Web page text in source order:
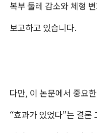
복부 둘레 감소와 체형
보고하고 있습니다.
다만, 이 논문에서 중요
“효과가 있었다”는 결론